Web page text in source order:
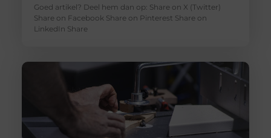
Goed artikel? Deel hem dan op: Share on X (Twitter)
Share on Facebook Share on Pinterest Share on
LinkedIn Share